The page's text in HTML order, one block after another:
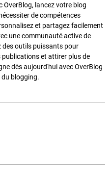
lancez votre blog
de compétences
et partagez facilement
une communauté active de
des outils puissants pour
et attirer plus de
dès aujourd'hui avec OverBlog
blogging.